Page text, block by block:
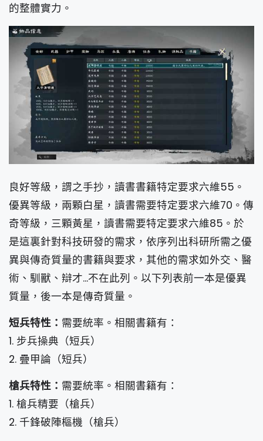
的整體實力。
良好等級，謂之手抄，讀書書籍特定要求六維55。
優異等級，兩顆白星，讀書需要特定要求六維70。傳
奇等級，三顆黃星，讀書需要特定要求六維85。於
是這裏針對科技研發的需求，依序列出科研所需之優
異與傳奇質量的書籍與要求，其他的需求如外交、醫
術、馴獸、辯才...不在此列。以下列表前一本是優異
質量，後一本是傳奇質量。
短兵特性： 需要統率。相關書籍有：
1. 步兵操典（短兵）
2. 疊甲論（短兵）
槍兵特性： 需要統率。相關書籍有：
1. 槍兵精要（槍兵）
2. 千鋒破陣樞機（槍兵）